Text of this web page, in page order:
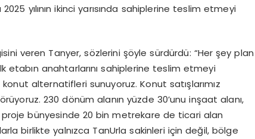
yılının ikinci yarısında sahiplerine teslim etmeyi
veren Tanyer, sözlerini şöyle sürdürdü: “Her şey plan
etabın anahtarlarını sahiplerine teslim etmeyi
konut alternatifleri sunuyoruz. Konut satışlarımız
230 dönüm alanın yüzde 30’unu inşaat alanı,
proje bünyesinde 20 bin metrekare de ticari alan
birlikte yalnızca TanUrla sakinleri için değil, bölge